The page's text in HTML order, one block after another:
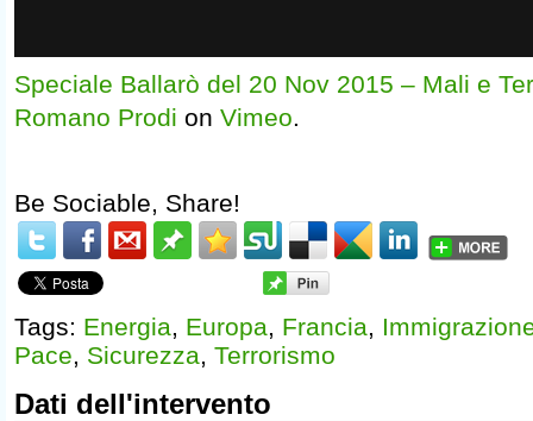
Speciale Ballarò del 20 Nov 2015 – Mali e
Romano Prodi on Vimeo
Be Sociable, Share!
Tags: Energia, Europa, Francia,
Pace, Sicurezza, Terrorismo
Dati dell'intervento